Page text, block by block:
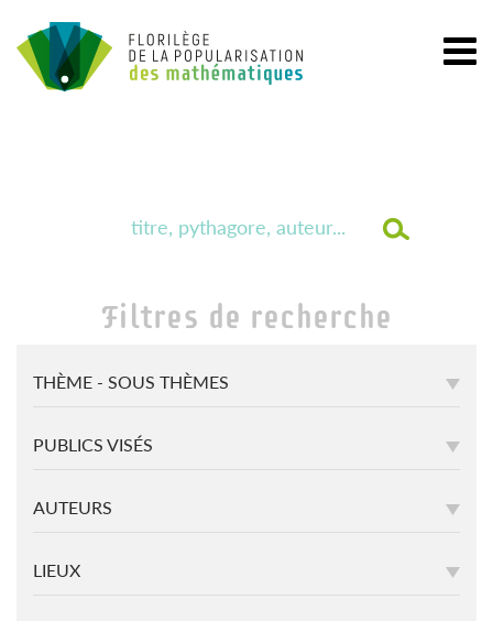
Filtres de recherche
THÈME - SOUS THÈMES
PUBLICS VISÉS
AUTEURS
LIEUX